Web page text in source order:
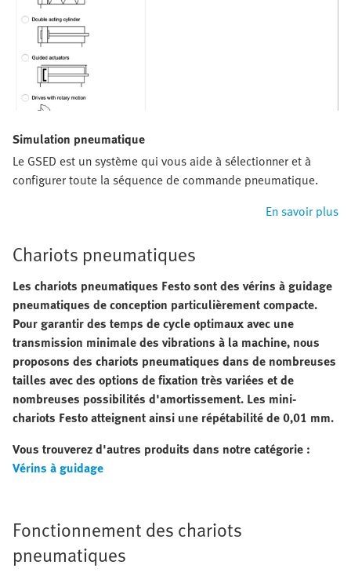
Simulation pneumatique
Le GSED est un système qui vous aide à sélectionner et à
configurer toute la séquence de commande pneumatique.
En savoir plus
Chariots pneumatiques
Les chariots pneumatiques Festo sont des vérins à guidage
pneumatiques de conception particulièrement compacte.
Pour garantir des temps de cycle optimaux avec une
transmission minimale des vibrations à la machine, nous
proposons des chariots pneumatiques dans de nombreuses
tailles avec des options de fixation très variées et de
nombreuses possibilités d'amortissement. Les mini-
chariots Festo atteignent ainsi une répétabilité de 0,01 mm.
Vous trouverez d'autres produits dans notre catégorie :
Vérins à guidage
Fonctionnement des chariots
pneumatiques